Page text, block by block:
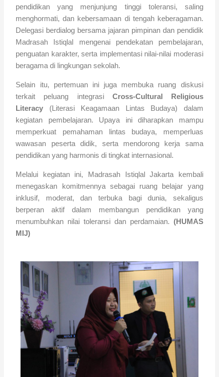
pendidikan yang menjunjung tinggi toleransi, saling
menghormati, dan kebersamaan di tengah keberagaman.
Delegasi berdialog bersama jajaran pimpinan dan pendidik
Madrasah Istiqlal mengenai pendekatan pembelajaran,
penguatan karakter, serta implementasi nilai-nilai moderasi
beragama di lingkungan sekolah.
Selain itu, pertemuan ini juga membuka ruang diskusi
terkait peluang integrasi Cross-Cultural Religious
Literacy (Literasi Keagamaan Lintas Budaya) dalam
kegiatan pembelajaran. Upaya ini diharapkan mampu
memperkuat pemahaman lintas budaya, memperluas
wawasan peserta didik, serta mendorong kerja sama
pendidikan yang harmonis di tingkat internasional.
Melalui kegiatan ini, Madrasah Istiqlal Jakarta kembali
menegaskan komitmennya sebagai ruang belajar yang
inklusif, moderat, dan terbuka bagi dunia, sekaligus
berperan aktif dalam membangun pendidikan yang
menumbuhkan nilai toleransi dan perdamaian. (HUMAS
MIJ)